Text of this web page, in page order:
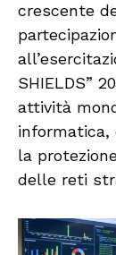
crescente
SHIELDS”
attività
informatica,
la
delle reti